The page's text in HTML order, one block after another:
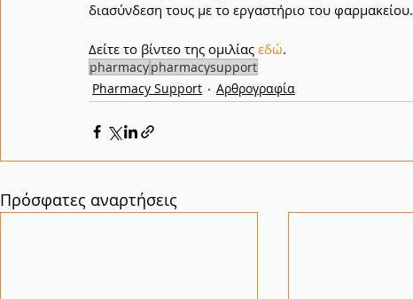
διασύνδεση τους με το εργαστήριο του φαρμακείου.
Δείτε το βίντεο της ομιλίας εδώ.
pharmacypharmacysupport
Pharmacy Support
Αρθρογραφία
Πρόσφατες αναρτήσεις